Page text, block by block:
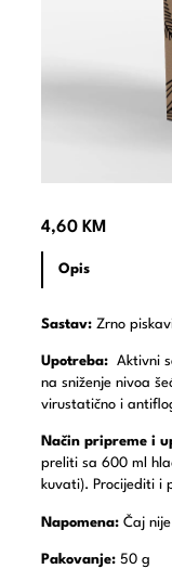
4,60 KM
Opis
Sastav: Zrno
Upotreba: Aktivni
na sniženje nivoa
virustatično i
Način pripreme i
preliti sa 600 ml
kuvati). Procijediti i
Napomena: Čaj
Pakovanje: 50 g